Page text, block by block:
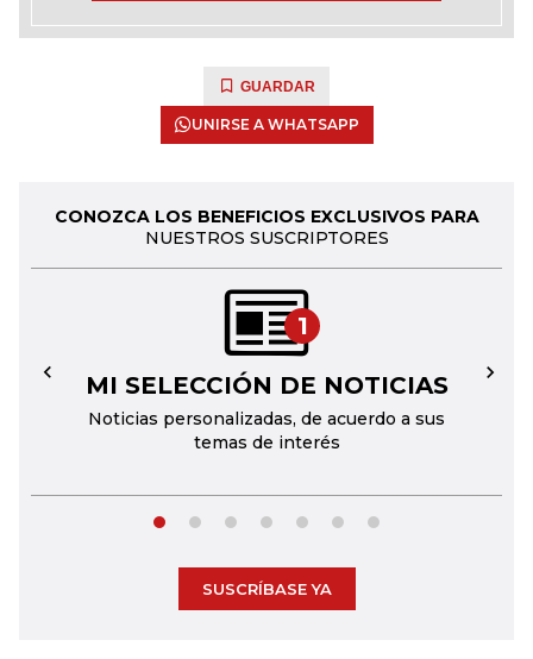
GUARDAR
UNIRSE A WHATSAPP
CONOZCA LOS BENEFICIOS EXCLUSIVOS PARA
NUESTROS SUSCRIPTORES
1
MI SELECCIÓN DE NOTICIAS
Noticias personalizadas, de acuerdo a sus
temas de interés
← →
SUSCRÍBASE YA